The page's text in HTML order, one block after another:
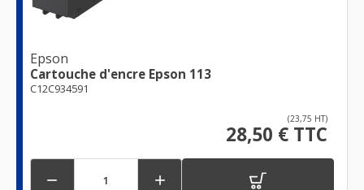
Epson
Cartouche d'encre Epson 113
C12C934591
(23,75 HT)
28,50 € TTC
 